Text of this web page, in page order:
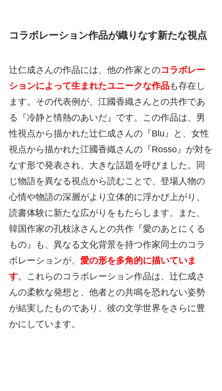
コラボレーション作品が織りなす新たな視点
辻仁成さんの作品には、他の作家とのコラボレー
ションによって生まれたユニークな作品も存在し
ます。その代表例が、江國香織さんとの共作であ
る『冷静と情熱のあいだ』です。この作品は、男
性視点から描かれた辻仁成さんの『Blu』と、女性
視点から描かれた江國香織さんの『Rosso』が対を
なす形で発表され、大きな話題を呼びました。同
じ物語を異なる視点から読むことで、登場人物の
心情や物語の深層がより立体的に浮かび上がり、
読書体験に新たな広がりをもたらします。また、
韓国作家の孔枝泳さんとの共作『愛のあとにくる
もの』も、異なる文化背景を持つ作家同士のコラ
ボレーションが、 愛の形を多角的に描いていま
す。これらのコラボレーション作品は、辻仁成さ
んの柔軟な発想と、他者との共鳴を恐れない姿勢
が結実したものであり、彼の文学世界をさらに豊
かにしています。